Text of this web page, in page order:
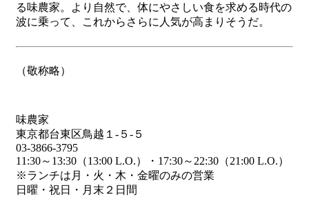
る味農家。より自然で、体にやさしい食を求める時代の
波に乗って、これからさらに人気が高まりそうだ。
（敬称略）
味農家
東京都台東区鳥越１-５-５
03-3866-3795
11:30～13:30（13:00 L.O.）・17:30～22:30（21:00 L.O.）
※ランチは月・火・木・金曜のみの営業
日曜・祝日・月末２日間